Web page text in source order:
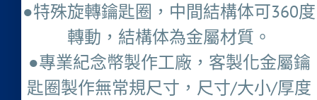
●特殊旋轉鑰匙圈，中間結構体可360度
轉動，結構体為金屬材質。
●專業紀念幣製作工廠，客製化金屬鑰
匙圈製作無常規尺寸，尺寸/大小/厚度